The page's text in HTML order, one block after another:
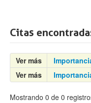
Citas
Ver más
Ver más
Mostrando 0 de 0